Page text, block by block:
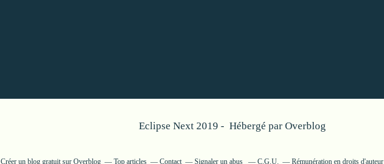
Eclipse Next 2019 - Hébergé par Overblog
Créer un blog gratuit sur Overblog Top articles Contact Signaler un abus C.G.U. Rémunération en droits d'auteur